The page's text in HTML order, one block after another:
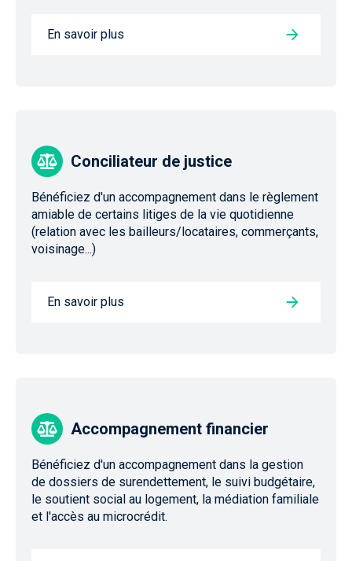
En savoir plus
Conciliateur de justice
Bénéficiez d'un accompagnement dans le règlement
amiable de certains litiges de la vie quotidienne
(relation avec les bailleurs/locataires, commerçants,
voisinage...)
En savoir plus
Accompagnement financier
Bénéficiez d'un accompagnement dans la gestion
de dossiers de surendettement, le suivi budgétaire,
le soutient social au logement, la médiation familiale
et l'accès au microcrédit.